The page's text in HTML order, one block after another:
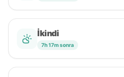
İkindi
7h 17m sonra